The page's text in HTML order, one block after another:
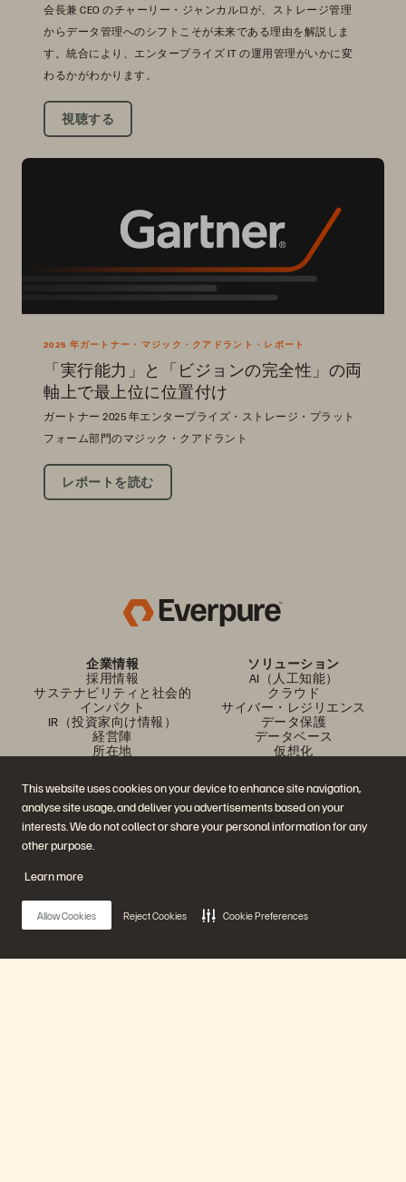
This website uses cookies on your device to enhance site navigation,
analyse site usage, and deliver you advertisements based on your
interests. We do not collect or share your personal information for any
other purpose.
Learn more
Allow Cookies Reject Cookies Cookie Preferences
会長兼 CEO のチャーリー・ジャンカルロが、ストレージ管理
からデータ管理へのシフトこそが未来である理由を解説しま
す。統合により、エンタープライズ IT の運用管理がいかに変
わるかがわかります。
視聴する
2025 年ガートナー・マジック・クアドラント・レポート
「実行能力」と「ビジョンの完全性」の両
軸上で最上位に位置付け
ガートナー 2025 年エンタープライズ・ストレージ・プラット
フォーム部門のマジック・クアドラント
レポートを読む
企業情報
採用情報
サステナビリティと社会的
インパクト
IR（投資家向け情報）
経営陣
所在地
ソリューション
AI（人工知能）
クラウド
サイバー・レジリエンス
データ保護
データベース
仮想化
プラットフォームと製品
エンタープライズ・デー
タ・クラウド
Evergreen//One
FlashBlade
リアルタイムのエンタープ
ライズ・ファイル
パートナー
パートナー概要
Partner Central